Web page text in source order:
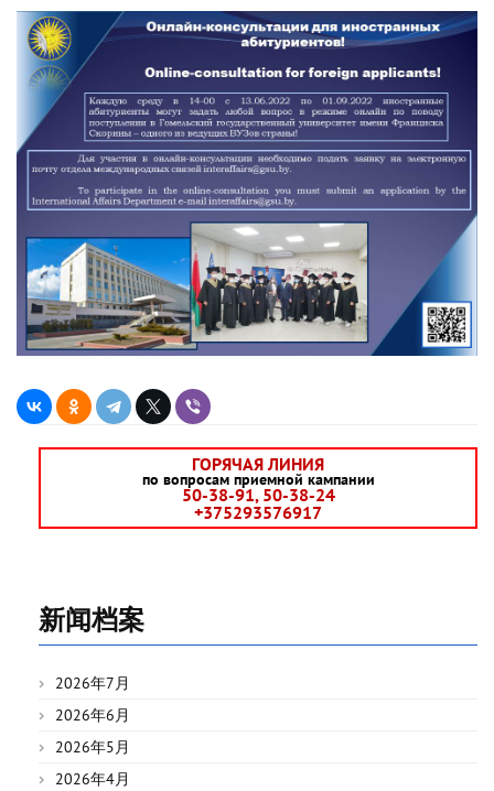
ГОРЯЧАЯ ЛИНИЯ
по вопросам приемной кампании
50-38-91, 50-38-24
+375293576917
新闻档案
2026年7月
2026年6月
2026年5月
2026年4月